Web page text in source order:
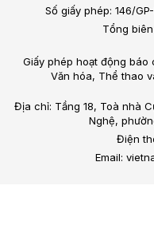
Số giấy phép: 146/
Tổng
Giấy phép hoạt động báo
Văn hóa, Thể thao
Địa chỉ: Tầng 18, Toà nhà
Nghệ,
Điện
Email: